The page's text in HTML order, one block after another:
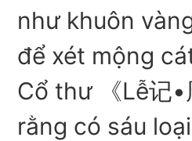
như khuôn
để xét mộng
Cổ thư 《Lễ记
rằng có sáu